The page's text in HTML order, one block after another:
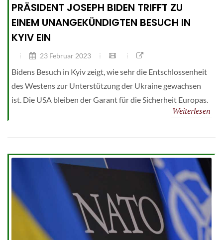
PRÄSIDENT JOSEPH BIDEN TRIFFT ZU
EINEM UNANGEKÜNDIGTEN BESUCH IN
KYIV EIN
23 Februar 2023
Bidens Besuch in Kyiv zeigt, wie sehr die Entschlossenheit
des Westens zur Unterstützung der Ukraine gewachsen
ist. Die USA bleiben der Garant für die Sicherheit Europas.
Weiterlesen